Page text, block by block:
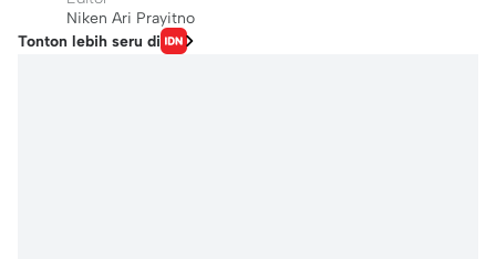
Niken Ari Prayitno
Tonton lebih seru di